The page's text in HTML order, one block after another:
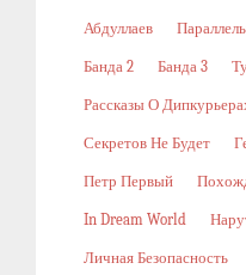
Абдуллаев
Банда 2 Банда 3
Рассказы О
Секретов Не Будет
Петр Первый
In Dream World
Личная Безопасность